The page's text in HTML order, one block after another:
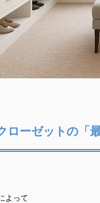
ーゼットの「
よって